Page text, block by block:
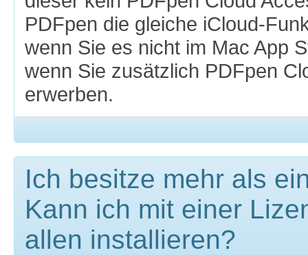
PDFpen die gleiche iCloud-
wenn Sie es nicht im Mac App
wenn Sie zusätzlich PDFpen
erwerben.
Ich besitze mehr als
Kann ich mit einer
allen installieren?